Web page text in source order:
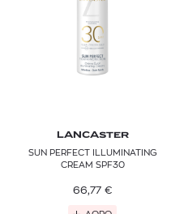
LANCASTER
SUN PERFECT ILLUMINATING
CREAM SPF30
66,77 €